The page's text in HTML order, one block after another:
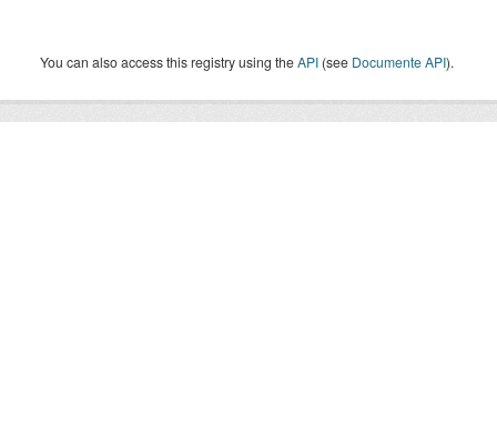
You can also access this registry using theAPI (see Documente API).